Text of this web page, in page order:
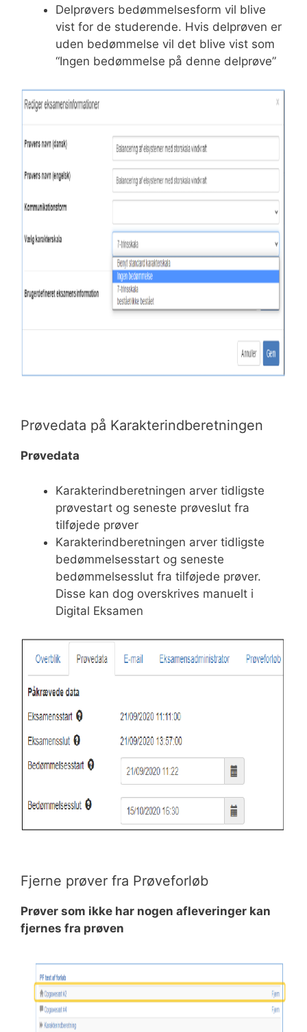
Delprøvers bedømmelsesform vil blive
vist for de studerende. Hvis delprøven er
uden bedømmelse vil det blive vist som
“Ingen bedømmelse på denne delprøve”
Prøvedata på Karakterindberetningen
Prøvedata
Karakterindberetningen arver tidligste
prøvestart og seneste prøveslut fra
tilføjede prøver
Karakterindberetningen arver tidligste
bedømmelsesstart og seneste
bedømmelsesslut fra tilføjede prøver.
Disse kan dog overskrives manuelt i
Digital Eksamen
Fjerne prøver fra Prøveforløb
Prøver som ikke har nogen afleveringer kan
fjernes fra prøven